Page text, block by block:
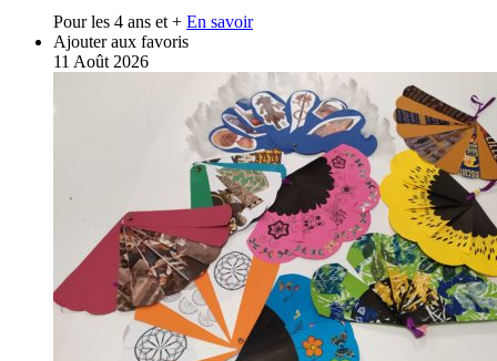
Pour les 4 ans et + En savoir
Ajouter aux favoris
11 Août 2026